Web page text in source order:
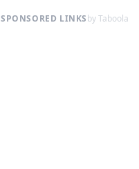
SPONSORED LINKSby Taboola